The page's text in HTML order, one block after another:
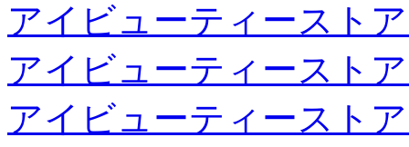
アイビューティースト
アイビューティースト
アイビューティースト